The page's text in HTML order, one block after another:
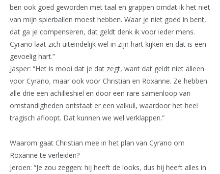
ben ook goed geworden met taal en grappen omdat ik het niet
van mijn spierballen moest hebben. Waar je niet goed in bent,
dat ga je compenseren, dat geldt denk ik voor ieder mens.
Cyrano laat zich uiteindelijk wel in zijn hart kijken en dat is een
gevoelig hart.”
Jasper: “Het is mooi dat je dat zegt, want dat geldt niet alleen
voor Cyrano, maar ook voor Christian en Roxanne. Ze hebben
alle drie een achilleshiel en door een rare samenloop van
omstandigheden ontstaat er een valkuil, waardoor het heel
tragisch afloopt. Dat kunnen we wel verklappen.”
Waarom gaat Christian mee in het plan van Cyrano om
Roxanne te verleiden?
Jeroen: “Je zou zeggen: hij heeft de looks, dus hij heeft alles in